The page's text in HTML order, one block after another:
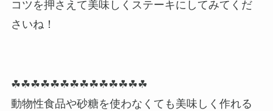
コツを押さえて美味しくステーキにしてみてくだ
さいね！
☘☘☘☘☘☘☘☘☘☘☘☘☘☘
動物性食品や砂糖を使わなくても美味しく作れる